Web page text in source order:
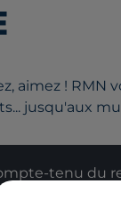
aimez !
jusqu'aux
tenu du
de nous